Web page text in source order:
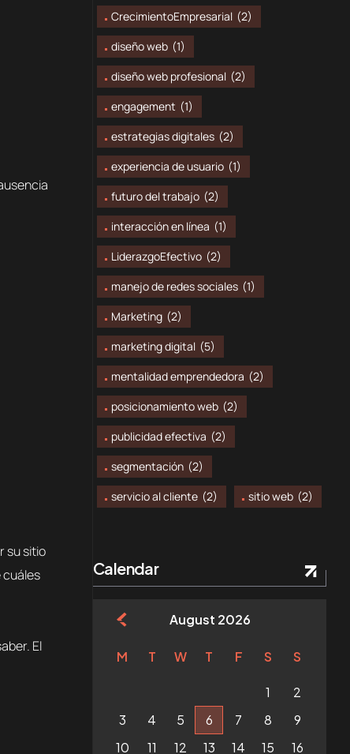
su sitio
cuáles
El
CrecimientoEmpresarial (2)
diseño web (1)
diseño web profesional (2)
engagement (1)
estrategias digitales (2)
experiencia de usuario (1)
futuro del trabajo (2)
interacción en línea (1)
LiderazgoEfectivo (2)
manejo de redes sociales (1)
Marketing (2)
marketing digital (5)
mentalidad emprendedora (2)
posicionamiento web (2)
publicidad efectiva (2)
segmentación (2)
servicio al cliente (2) sitio web (2)
Calendar
August 2026
M T W T F S S
1
2
3
4 5 6 7 8
9
10
11 12 13 14 15 16